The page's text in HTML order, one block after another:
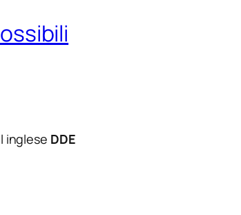
inglese DDE